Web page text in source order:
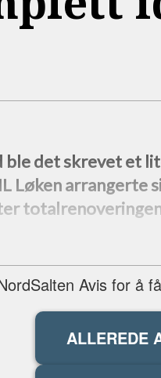
ble det skrevet et
Løken
Avis for å
ALLEREDE